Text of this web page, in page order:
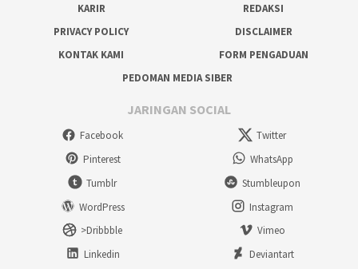
KARIR
REDAKSI
PRIVACY POLICY
DISCLAIMER
KONTAK KAMI
FORM PENGADUAN
PEDOMAN MEDIA SIBER
JARINGAN SOCIAL
Facebook
Twitter
Pinterest
WhatsApp
Tumblr
Stumbleupon
WordPress
Instagram
>Dribbble
Vimeo
Linkedin
Deviantart